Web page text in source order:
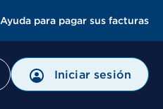
Ayuda para pagar sus facturas
Iniciar sesión